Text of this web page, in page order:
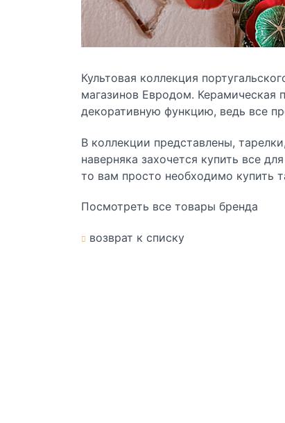
Культовая коллекция
магазинов Евродом. Керамическая
декоративную функцию, ведь все
В коллекции представлены,
наверняка захочется купить все
то вам просто необходимо купить
Посмотреть все товары бренда
возврат к списку